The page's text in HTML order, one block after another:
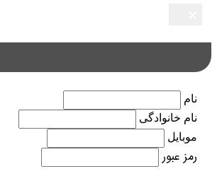
نام
نام خانوادگی
موبایل
رمز عبور